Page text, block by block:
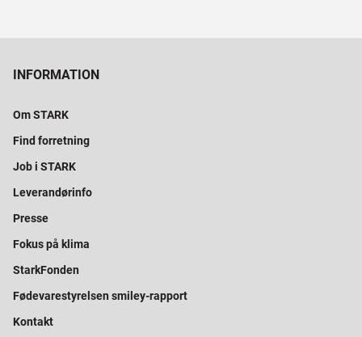
INFORMATION
Om STARK
Find forretning
Job i STARK
Leverandørinfo
Presse
Fokus på klima
StarkFonden
Fødevarestyrelsen smiley-rapport
Kontakt